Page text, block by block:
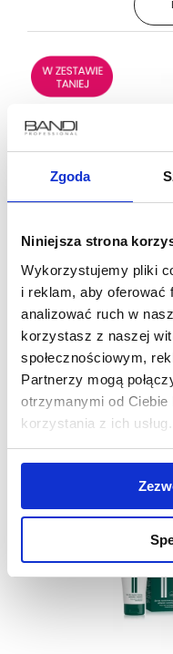
Zgoda
Niniejsza strona
Wykorzystujemy pliki
i reklam, aby oferować
analizować ruch w
korzystasz z naszej
społecznościowym,
Partnerzy mogą
otrzymanymi od
korzystania z ich usług.
Zestaw